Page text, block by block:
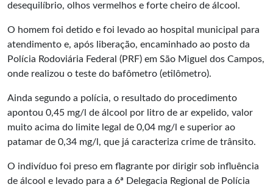
desequilíbrio, olhos vermelhos e forte cheiro de álcool.
O homem foi detido e foi levado ao hospital municipal para
atendimento e, após liberação, encaminhado ao posto da
Polícia Rodoviária Federal (PRF) em São Miguel dos Campos,
onde realizou o teste do bafômetro (etilômetro).
Ainda segundo a polícia, o resultado do procedimento
apontou 0,45 mg/l de álcool por litro de ar expelido, valor
muito acima do limite legal de 0,04 mg/l e superior ao
patamar de 0,34 mg/l, que já caracteriza crime de trânsito.
O indivíduo foi preso em flagrante por dirigir sob influência
de álcool e levado para a 6ª Delegacia Regional de Polícia